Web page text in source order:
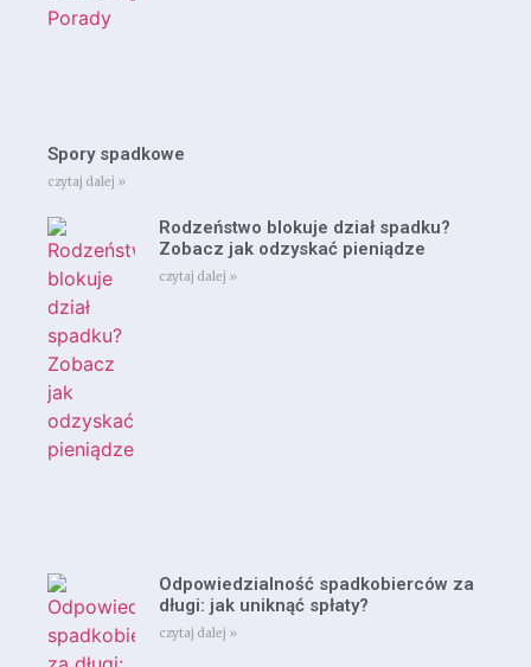
Spory spadkowe
czytaj dalej »
Rodzeństwo blokuje dział spadku?
Zobacz jak odzyskać pieniądze
czytaj dalej »
Odpowiedzialność spadkobierców za
długi: jak uniknąć spłaty?
czytaj dalej »